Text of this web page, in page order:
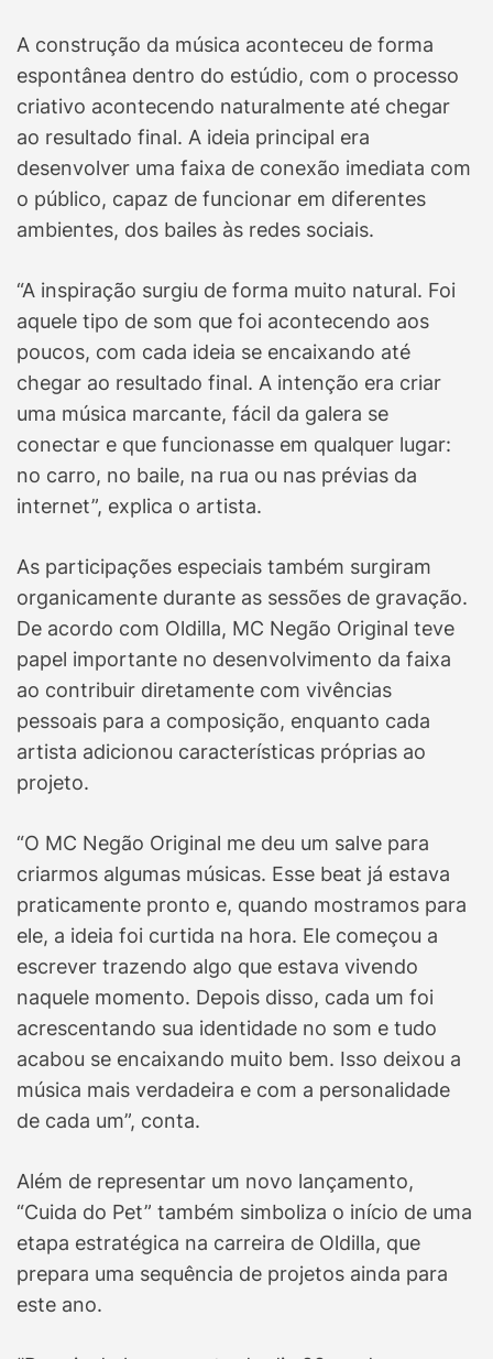
A construção da música aconteceu de forma
espontânea dentro do estúdio, com o processo
criativo acontecendo naturalmente até chegar
ao resultado final. A ideia principal era
desenvolver uma faixa de conexão imediata com
o público, capaz de funcionar em diferentes
ambientes, dos bailes às redes sociais.
“A inspiração surgiu de forma muito natural. Foi
aquele tipo de som que foi acontecendo aos
poucos, com cada ideia se encaixando até
chegar ao resultado final. A intenção era criar
uma música marcante, fácil da galera se
conectar e que funcionasse em qualquer lugar:
no carro, no baile, na rua ou nas prévias da
internet”, explica o artista.
As participações especiais também surgiram
organicamente durante as sessões de gravação.
De acordo com Oldilla, MC Negão Original teve
papel importante no desenvolvimento da faixa
ao contribuir diretamente com vivências
pessoais para a composição, enquanto cada
artista adicionou características próprias ao
projeto.
“O MC Negão Original me deu um salve para
criarmos algumas músicas. Esse beat já estava
praticamente pronto e, quando mostramos para
ele, a ideia foi curtida na hora. Ele começou a
escrever trazendo algo que estava vivendo
naquele momento. Depois disso, cada um foi
acrescentando sua identidade no som e tudo
acabou se encaixando muito bem. Isso deixou a
música mais verdadeira e com a personalidade
de cada um”, conta.
Além de representar um novo lançamento,
“Cuida do Pet” também simboliza o início de uma
etapa estratégica na carreira de Oldilla, que
prepara uma sequência de projetos ainda para
este ano.